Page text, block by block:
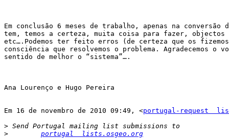
Em conclusão 6 meses de trabalho, apenas na
tem, temos a certeza, muita coisa para fazer,
etc….Podemos ter feito erros (de certeza que os
consciência que resolvemos o problema. Agradecemos o
sentido de melhor o “sistema”….
Ana Lourenço e Hugo Pereira
Em 16 de novembro de 2010 09:49, <portugal-request
>
>
portugal  lists.osgeo.org